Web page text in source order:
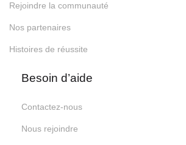
Rejoindre la communauté
Nos partenaires
Histoires de réussite
Besoin d’aide
Contactez-nous
Nous rejoindre